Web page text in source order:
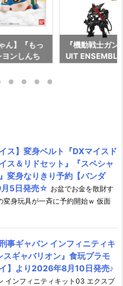
ん】『もっ
ンしんち
年8月1
『機動戦士ガ
UIT
ス】変身ベルト『DXマイスド
ス＆リドセット』『スペシャ
変身なりきり予約【バンダ
5日発売☆ お盆でお金を散財す
変身玩具が一斉に予約開始ｗ 仮面
事ギャバン インフィニティキ
スギャバリオン』食玩プラモ
】より2026年8月10日発売♪
インフィニティキット03 エクスプ